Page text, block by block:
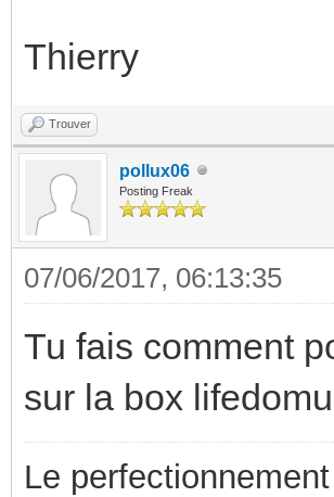
Thierry
Trouver
pollux06
Posting Freak
07/06/2017, 06:13:35
Tu fais comment
sur la box
Le